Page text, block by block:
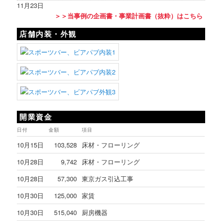
11月23日
＞＞当事例の企画書・事業計画書（抜粋）はこちら
店舗内装・外観
開業資金
日付 金額 項目
10月15日 103,528 床材・フローリング
10月28日
9,742 床材・フローリング
10月28日
57,300 東京ガス引込工事
10月30日
125,000 家賃
10月30日
515,040 厨房機器